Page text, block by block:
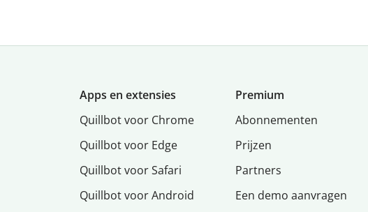
Apps en extensies
Quillbot voor Chrome
Quillbot voor Edge
Quillbot voor Safari
Quillbot voor Android
Premium
Abonnementen
Prijzen
Partners
Een demo aanvragen